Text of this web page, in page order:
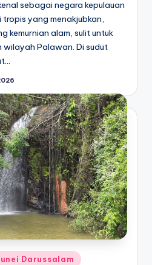
sebagai negara kepulauan
yang menakjubkan,
kemurnian alam, sulit untuk
wilayah Palawan. Di sudut
Darussalam